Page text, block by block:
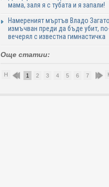
мама, заля я с тубата и я запали!
Намереният мъртъв Владо
измъчван преди да бъде убит,
вечерял с известна гимнастичка
Още статии:
Н 1 2 3 4 5 6 7 8 9